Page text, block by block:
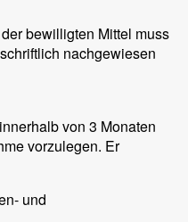
bewilligten Mittel muss
nachgewiesen
von 3 Monaten
vorzulegen. Er
und